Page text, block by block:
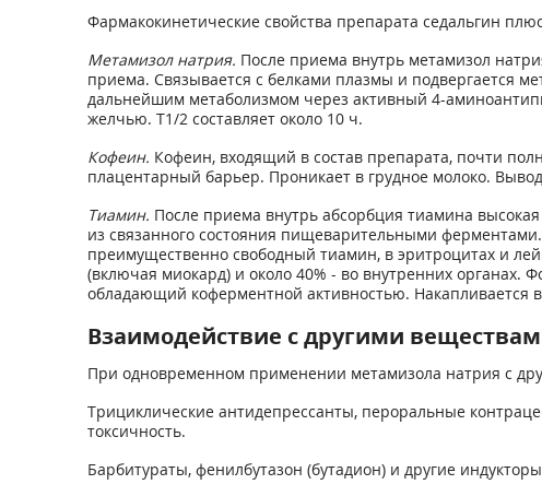
Фармакокинетические свойства препарата седальгин
Метамизол натрия. После приема внутрь метамизол
приема. Связывается с белками плазмы и подвергается
дальнейшим метаболизмом через активный 4-
желчью. T1/2 составляет около 10 ч.
Кофеин. Кофеин, входящий в состав препарата, почти
плацентарный барьер. Проникает в грудное молоко.
Тиамин. После приема внутрь абсорбция тиамина
из связанного состояния пищеварительными
преимущественно свободный тиамин, в эритроцитах и
(включая миокард) и около 40% - во внутренних
обладающий коферментной активностью. Накапливается
Взаимодействие с другими
При одновременном применении метамизола натрия с
Трициклические антидепрессанты, пероральные
токсичность.
Барбитураты, фенилбутазон (бутадион) и другие